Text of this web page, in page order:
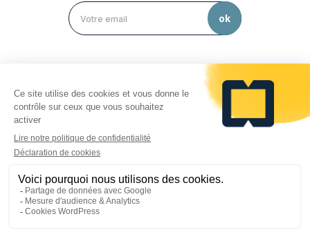
Politique de confidentialité
Protection des données personnelles